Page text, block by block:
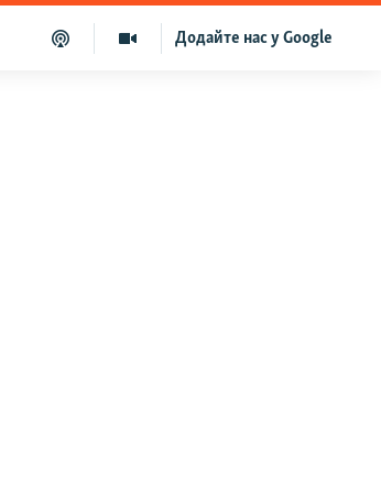
Додайте нас у Google